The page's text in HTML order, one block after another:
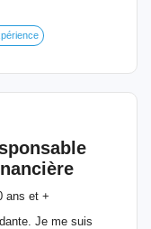
ans et +
Je me suis